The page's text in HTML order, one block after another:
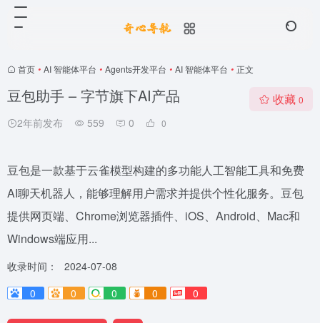
首页 • AI 智能体平台 • Agents开发平台 • AI 智能体平台 • 正文
豆包助手 – 字节旗下AI产品
2年前发布 559 0 0
收藏 0
豆包是一款基于云雀模型构建的多功能人工智能工具和免费
AI聊天机器人，能够理解用户需求并提供个性化服务。豆包
提供网页端、Chrome浏览器插件、iOS、Android、Mac和
Windows端应用...
收录时间：
2024-07-08
0
0 0 0 0